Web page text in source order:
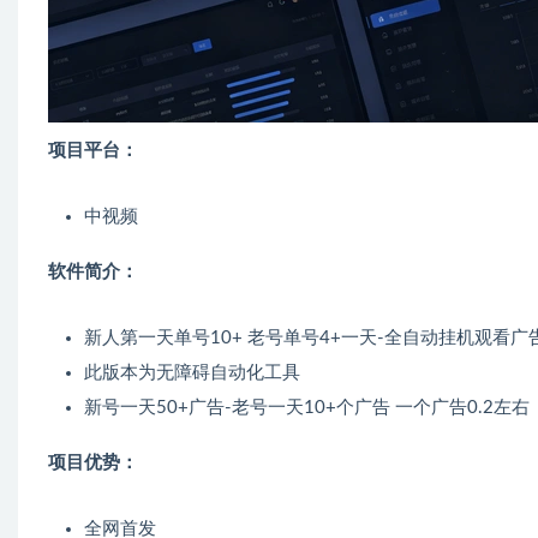
项目平台：
中视频
软件简介：
新人第一天单号10+ 老号单号4+一天-全自动挂机观看广
此版本为无障碍自动化工具
新号一天50+广告-老号一天10+个广告 一个广告0.2左右
项目优势：
全网首发